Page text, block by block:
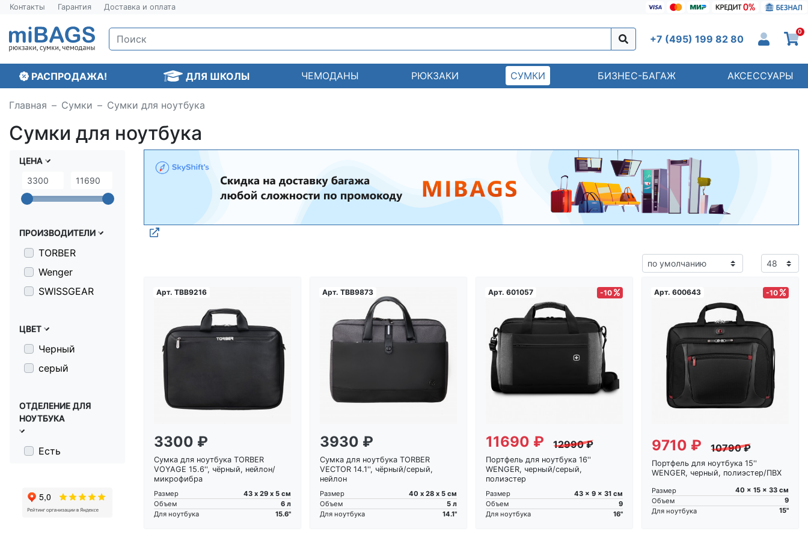
Контакты Гарантия Доставка и оплата
+7 (495) 199 82 80
0
РАСПРОДАЖА! ДЛЯ ШКОЛЫ ЧЕМОДАНЫ РЮКЗАКИ СУМКИ БИЗНЕС-БАГАЖ АКСЕССУАРЫ
Главная Сумки Сумки для ноутбука
Сумки для ноутбука
ЦЕНА
ПРОИЗВОДИТЕЛИ
TORBER
Wenger
SWISSGEAR
ЦВЕТ
Черный
серый
ОТДЕЛЕНИЕ ДЛЯ
НОУТБУКА
Есть
Арт. TBB9216
3300 ₽
Сумка для ноутбука TORBER
VOYAGE 15.6'', чёрный, нейлон/
микрофибра
Размер
43 х 29 х 5 см
Объем
6 л
Для ноутбука
15.6"
Арт. TBB9873
Загрузка...
3930 ₽
Сумка для ноутбука TORBER
VECTOR 14.1'', чёрный/серый,
нейлон
Размер
40 х 28 х 5 см
Объем
5 л
Для ноутбука
14.1"
Арт. 601057 -10
Загрузка...
11690 ₽ 12990 ₽
Портфель для ноутбука 16''
WENGER, черный/серый,
полиэстер
Размер
43 x 9 x 31 см
Объем
9
Для ноутбука
16"
Арт. 600643 -10
Загрузка...
9710 ₽ 10790 ₽
Портфель для ноутбука 15''
WENGER, черный, полиэстер/ПВХ
Размер
40 x 15 x 33 см
Объем
9
Для ноутбука
15"